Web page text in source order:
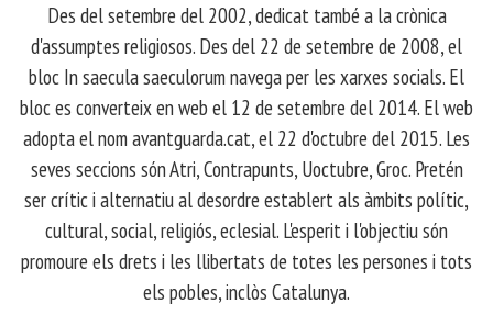
​ Des del setembre del 2002, dedicat també a la crònica
d'assumptes religiosos. Des del 22 de setembre de 2008, el
bloc In saecula saeculorum navega per les xarxes socials. El
bloc es converteix en web el 12 de setembre del 2014. El web
adopta el nom avantguarda.cat, el 22 d'octubre del 2015. Les
seves seccions són Atri, Contrapunts, Uoctubre, Groc. Pretén
ser crític i alternatiu al desordre establert als àmbits polític,
cultural, social, religiós, eclesial. L'esperit i l'objectiu són
promoure els drets i les llibertats de totes les persones i tots
els pobles, inclòs Catalunya.